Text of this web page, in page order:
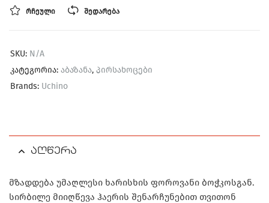
ᲠᲩᲔᲣᲚᲘ ᲨᲔᲓᲐᲠᲔᲑᲐ
SKU: N/A
კატეგორია: აბაზანა, პირსახოცები
Brands: Uchino
აღწერა
მზადდება უმაღლესი ხარისხის ფოროვანი ბოჭკოსგან.
სირბილე მიიღწევა ჰაერის შენარჩუნებით თვითონ